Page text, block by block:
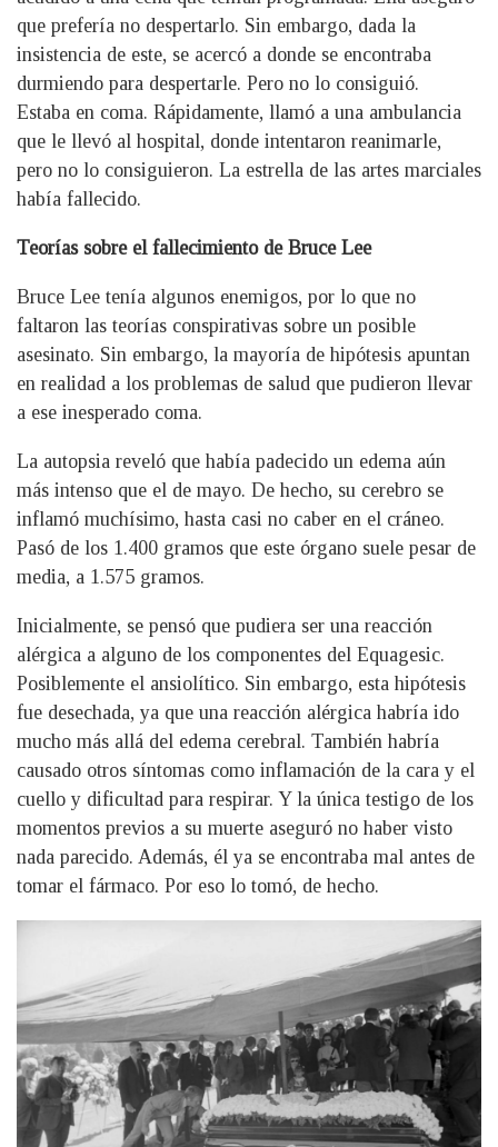
que prefería no despertarlo. Sin embargo, dada la
insistencia de este, se acercó a donde se encontraba
durmiendo para despertarle. Pero no lo consiguió.
Estaba en coma. Rápidamente, llamó a una ambulancia
que le llevó al hospital, donde intentaron reanimarle,
pero no lo consiguieron. La estrella de las artes marciales
había fallecido.
Teorías sobre el fallecimiento de Bruce Lee
Bruce Lee tenía algunos enemigos, por lo que no
faltaron las teorías conspirativas sobre un posible
asesinato. Sin embargo, la mayoría de hipótesis apuntan
en realidad a los problemas de salud que pudieron llevar
a ese inesperado coma.
La autopsia reveló que había padecido un edema aún
más intenso que el de mayo. De hecho, su cerebro se
inflamó muchísimo, hasta casi no caber en el cráneo.
Pasó de los 1.400 gramos que este órgano suele pesar de
media, a 1.575 gramos.
Inicialmente, se pensó que pudiera ser una reacción
alérgica a alguno de los componentes del Equagesic.
Posiblemente el ansiolítico. Sin embargo, esta hipótesis
fue desechada, ya que una reacción alérgica habría ido
mucho más allá del edema cerebral. También habría
causado otros síntomas como inflamación de la cara y el
cuello y dificultad para respirar. Y la única testigo de los
momentos previos a su muerte aseguró no haber visto
nada parecido. Además, él ya se encontraba mal antes de
tomar el fármaco. Por eso lo tomó, de hecho.